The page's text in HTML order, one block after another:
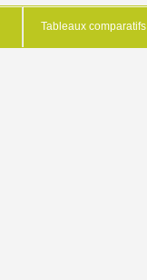
Tableaux comparatifs